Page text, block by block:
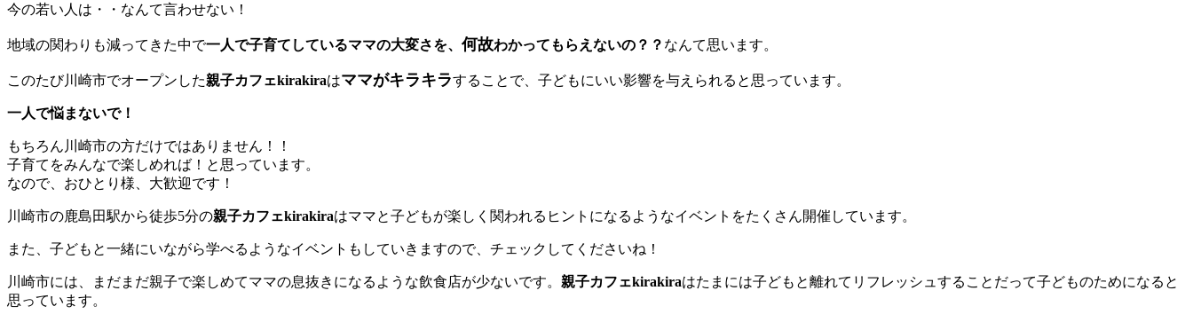
今の若い人は・・なんて言わせない！
地域の関わりも減ってきた中で一人で子育てしているママの大変さを、 何故わかってもらえないの？？ なんて思います。
このたび川崎市でオープンした親子カフェkirakiraはママがキラキラすることで、子どもにいい影響を与えられると思っています。
一人で悩まないで！
もちろん川崎市の方だけではありません！！
子育てをみんなで楽しめれば！と思っています。
なので、おひとり様、大歓迎です！
川崎市の鹿島田駅から徒歩5分の親子カフェkirakiraはママと子どもが楽しく関われるヒントになるようなイベントをたくさん開催しています。
また、子どもと一緒にいながら学べるようなイベントもしていきますので、チェックしてくださいね！
川崎市には、まだまだ親子で楽しめてママの息抜きになるような飲食店が少ないです。 親子カフェkirakiraはたまには子どもと離れてリフレッシュすることだって子どものためになると
思っています。